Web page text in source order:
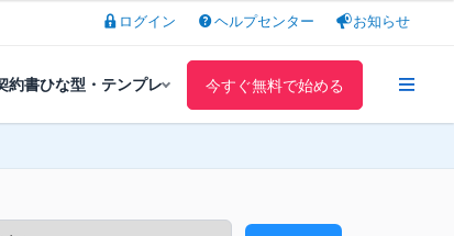
ログイン ヘルプセンター お知らせ
約書ひな型・テンプレ 今すぐ無料で始める